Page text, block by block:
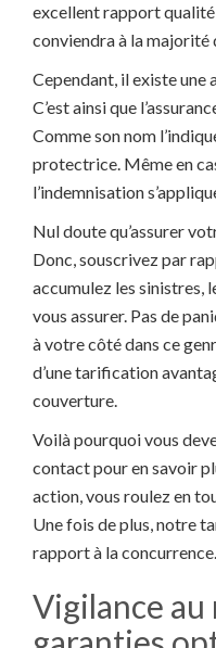
excellent rapport qualité
conviendra à la majorité
Cependant, il existe
C’est ainsi que
Comme son nom
protectrice. Même en
l’indemnisation
Nul doute qu’assurer
Donc, souscrivez par
accumulez les sinistres,
vous assurer. Pas de
à votre côté dans ce
d’une tarification
couverture.
Voilà pourquoi vous
contact pour en savoir
action, vous roulez en
Une fois de plus, notre
rapport à la concurrence.
Vigilance au